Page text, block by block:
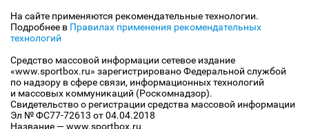
На сайте применяются рекомендательные технологии.
Подробнее в Правилах применения рекомендательных
технологий
Средство массовой информации сетевое издание
«www.sportbox.ru» зарегистрировано Федеральной службой
по надзору в сфере связи, информационных технологий
и массовых коммуникаций (Роскомнадзор).
Свидетельство о регистрации средства массовой информации
Эл № ФС77-72613 от 04.04.2018
Название — www.sportbox.ru